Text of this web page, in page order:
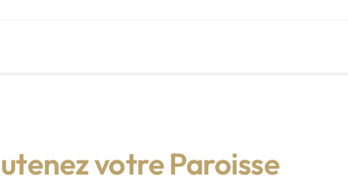
votre Paroisse